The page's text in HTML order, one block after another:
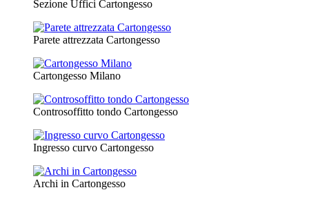
Sezione Uffici Cartongesso
Parete attrezzata Cartongesso
Cartongesso Milano
Controsoffitto tondo Cartongesso
Ingresso curvo Cartongesso
Archi in Cartongesso